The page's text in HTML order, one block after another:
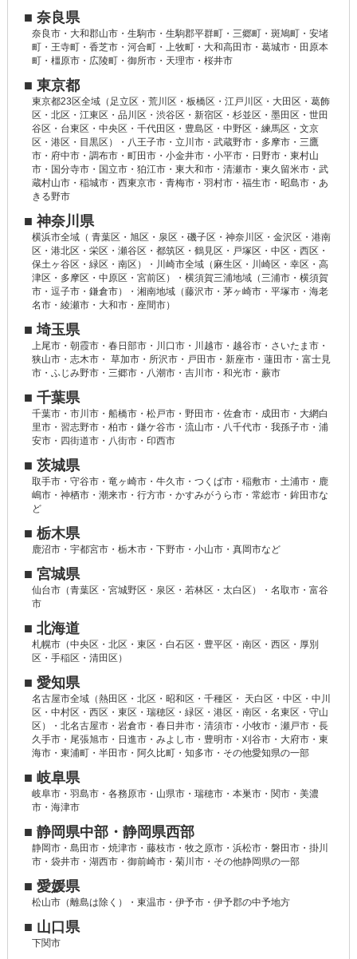
■ 奈良県
奈良市・大和郡山市・生駒市・生駒郡平群町・三郷町・斑鳩町・安堵
町・王寺町・香芝市・河合町・上牧町・大和高田市・葛城市・田原本
町・橿原市・広陵町・御所市・天理市・桜井市
■ 東京都
東京都23区全域（足立区・荒川区・板橋区・江戸川区・大田区・葛飾
区・北区・江東区・品川区・渋谷区・新宿区・杉並区・墨田区・世田
谷区・台東区・中央区・千代田区・豊島区・中野区・練馬区・文京
区・港区・目黒区）・八王子市・立川市・武蔵野市・多摩市・三鷹
市・府中市・調布市・町田市・小金井市・小平市・日野市・東村山
市・国分寺市・国立市・狛江市・東大和市・清瀬市・東久留米市・武
蔵村山市・稲城市・西東京市・青梅市・羽村市・福生市・昭島市・あ
きる野市
■ 神奈川県
横浜市全域（ 青葉区・旭区・泉区・磯子区・神奈川区・金沢区・港南
区・港北区・栄区・瀬谷区・都筑区・鶴見区・戸塚区・中区・西区・
保土ヶ谷区・緑区・南区）・川崎市全域（麻生区・川崎区・幸区・高
津区・多摩区・中原区・宮前区）・横須賀三浦地域（三浦市・横須賀
市・逗子市・鎌倉市）・湘南地域（藤沢市・茅ヶ崎市・平塚市・海老
名市・綾瀬市・大和市・座間市）
■ 埼玉県
上尾市・朝霞市・春日部市・川口市・川越市・越谷市・さいたま市・
狭山市・志木市・ 草加市・所沢市・戸田市・新座市・蓮田市・富士見
市・ふじみ野市・三郷市・八潮市・吉川市・和光市・蕨市
■ 千葉県
千葉市・市川市・船橋市・松戸市・野田市・佐倉市・成田市・大網白
里市・習志野市・柏市・鎌ケ谷市・流山市・八千代市・我孫子市・浦
安市・四街道市・八街市・印西市
■ 茨城県
取手市・守谷市・竜ヶ崎市・牛久市・つくば市・稲敷市・土浦市・鹿
嶋市・神栖市・潮来市・行方市・かすみがうら市・常総市・鉾田市な
ど
■ 栃木県
鹿沼市・宇都宮市・栃木市・下野市・小山市・真岡市など
■ 宮城県
仙台市（青葉区・宮城野区・泉区・若林区・太白区）・名取市・富谷
市
■ 北海道
札幌市（中央区・北区・東区・白石区・豊平区・南区・西区・厚別
区・手稲区・清田区）
■ 愛知県
名古屋市全域（熱田区・北区・昭和区・千種区・ 天白区・中区・中川
区・中村区・西区・東区・瑞穂区・緑区・港区・南区・名東区・守山
区）・北名古屋市・岩倉市・春日井市・清須市・小牧市・瀬戸市・長
久手市・尾張旭市・日進市・みよし市・豊明市・刈谷市・大府市・東
海市・東浦町・半田市・阿久比町・知多市・その他愛知県の一部
■ 岐阜県
岐阜市・羽島市・各務原市・山県市・瑞穂市・本巣市・関市・美濃
市・海津市
■ 静岡県中部・静岡県西部
静岡市・島田市・焼津市・藤枝市・牧之原市・浜松市・磐田市・掛川
市・袋井市・湖西市・御前崎市・菊川市・その他静岡県の一部
■ 愛媛県
松山市（離島は除く）・東温市・伊予市・伊予郡の中予地方
■ 山口県
下関市